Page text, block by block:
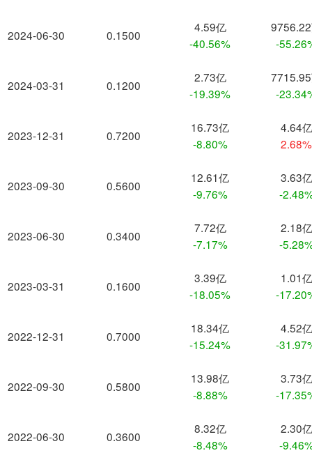
2024-06-30
2024-03-31
2023-12-31
2023-09-30
2023-06-30
2023-03-31
2022-12-31
2022-09-30
2022-06-30
0.1500
4.59亿
-40.56%
-
0.1200
2.73亿
-19.39%
-
0.7200
16.73亿
-8.80%
4.64亿
2.68%
0.5600
12.61亿
-9.76%
3.63亿
-
0.3400
7.72亿
-7.17%
2.18亿
-
0.1600
3.39亿
-18.05%
1.01亿
-
0.7000
18.34亿
-15.24%
4.52亿
-
0.5800
13.98亿
-8.88%
3.73亿
-
0.3600
8.32亿
-8.48%
2.30亿
-